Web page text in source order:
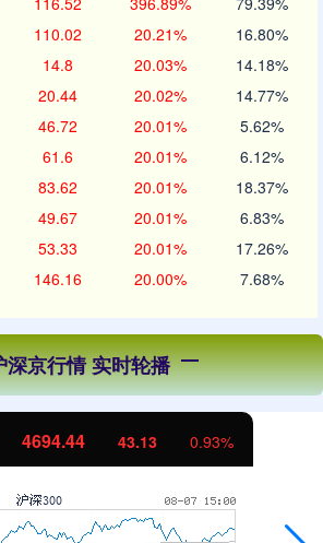
110.02 20.21% 16.80%
14.8 20.03% 14.18%
20.44 20.02% 14.77%
46.72 20.01% 5.62%
61.6 20.01% 6.12%
83.62 20.01% 18.37%
49.67 20.01% 6.83%
53.33 20.01% 17.26%
146.16 20.00% 7.68%
深京行情 实时轮播
北证50 1134.24